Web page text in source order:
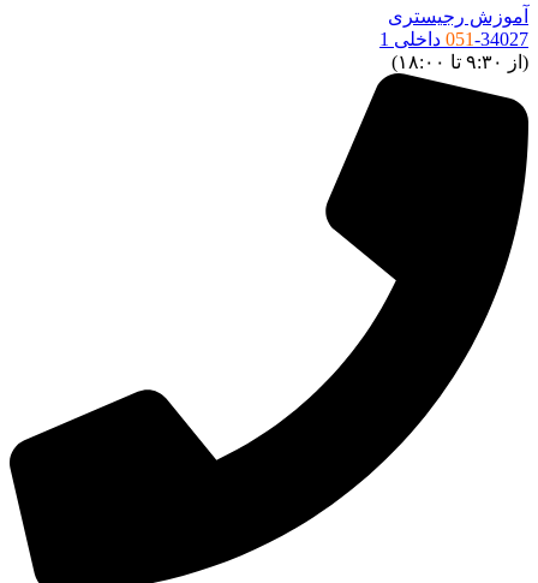
رجیستری
051داخلی 1
تا ۱۸:۰۰)